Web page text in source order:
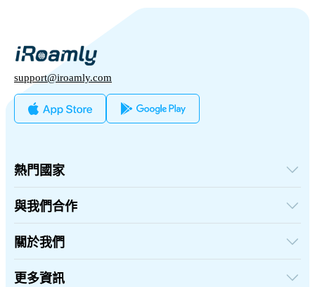
support@iroamly.com
熱門國家
美國
英國
土耳其
泰國
日本
義大利
與我們合作
批發平台
推薦及賺取
聯盟計劃
關於我們
關於iRoamly
聯絡我們
更多資訊